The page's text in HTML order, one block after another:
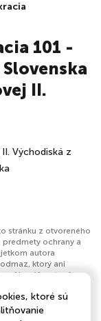
101 -
II.
Východiská z
stránku z otvoreného
predmety ochrany a
autora
ktorý ani
Ak máš za to, že
kontrolu nad týmto
ktoré sú